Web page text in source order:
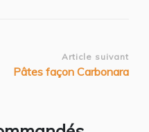
Article suivant
Pâtes façon Carbonara